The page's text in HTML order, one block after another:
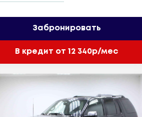
Забронировать
В кредит от 12 340р/мес